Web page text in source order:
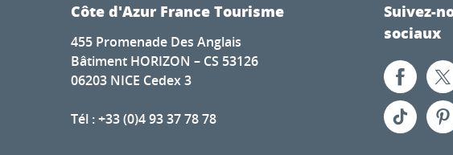
Côte d'Azur France Tourisme
455 Promenade Des Anglais
Bâtiment HORIZON – CS 53126
06203 NICE Cedex 3
Tél : +33 (0)4 93 37 78 78
Suivez-
sociaux